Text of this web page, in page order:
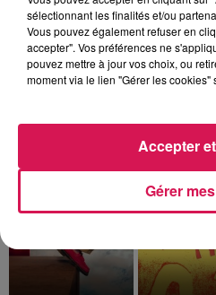
Les hits de Canal FM
sélectionnant les finalités et/ou
Vous pouvez également refuser en
accepter". Vos préférences ne
pouvez mettre à jour vos choix, ou
moment via le lien "Gérer les
Gérer
Accepter